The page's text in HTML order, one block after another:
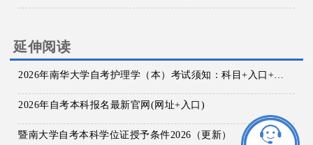
延伸阅读
2026年南华大学自考护理学（本）考试须知：科目+入口+费用
2026年自考本科报名最新官网(网址+入口)
暨南大学自考本科学位证授予条件2026（更新）